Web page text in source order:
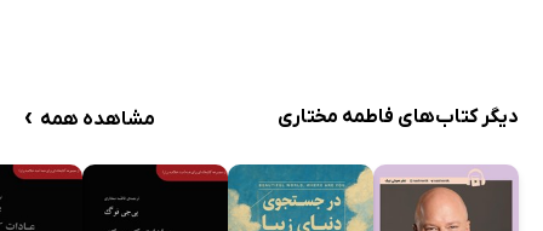
دیگر کتاب‌های فاطمه مختاری مشاهده همه ›